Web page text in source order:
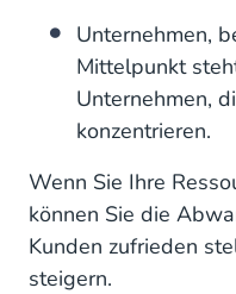
Unternehmen,
Mittelpunkt
Unternehmen,
konzentrieren.
Wenn Sie Ihre
können Sie die
Kunden zufrieden
steigern.